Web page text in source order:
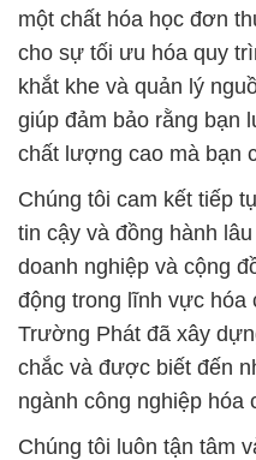
một chất hóa học đơn
cho sự tối ưu hóa quy
khắt khe và quản lý
giúp đảm bảo rằng bạn
chất lượng cao mà bạn
Chúng tôi cam kết tiếp
tin cậy và đồng hành
doanh nghiệp và cộng
động trong lĩnh vực hóa
Trường Phát đã xây
chắc và được biết đến
ngành công nghiệp hóa
Chúng tôi luôn tận tâm